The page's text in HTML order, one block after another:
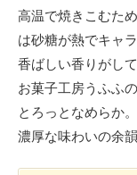
高温で焼きこむた
は砂糖が熱でキャ
香ばしい香りがし
お菓子工房うふふ
とろっとなめらか。
濃厚な味わいの余